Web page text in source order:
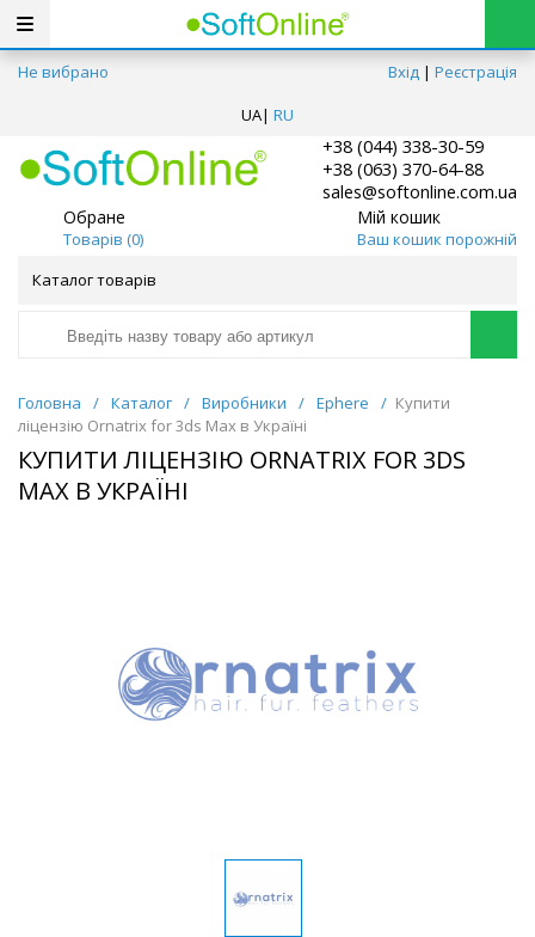
Не вибрано Вхід | Реєстрація
UA| RU
+38 (044) 338-30-59
+38 (063) 370-64-88
sales@softonline.com.ua
Обране
Товарів (0)
Мій кошик
Ваш кошик порожній
Каталог товарів
Головна / Каталог / Виробники / Ephere / Купити
ліцензію Ornatrix for 3ds Max в Україні
КУПИТИ ЛІЦЕНЗІЮ ORNATRIX FOR 3DS
MAX В УКРАЇНІ